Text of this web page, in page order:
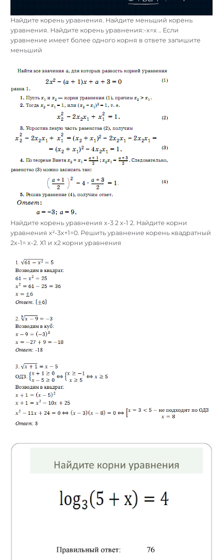
Найдите корень уравнения. Найдите меньший корень
уравнения. Найдите корень уравнения:-x=x .. Если
уравнение имеет более одного корня в ответе запишите
меньший
Найдите корень уравнения x-3 2 x-1 2. Найдите корни
уравнения x²-3x+1=0. Решить уравнение корень квадратный
2x-1= x-2. Х1 и х2 корни уравнения